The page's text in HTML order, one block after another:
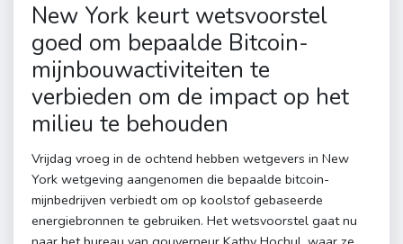
New York keurt wetsvoorstel
goed om bepaalde Bitcoin-
mijnbouwactiviteiten te
verbieden om de impact op het
milieu te behouden
Vrijdag vroeg in de ochtend hebben wetgevers in New
York wetgeving aangenomen die bepaalde bitcoin-
mijnbedrijven verbiedt om op koolstof gebaseerde
energiebronnen te gebruiken. Het wetsvoorstel gaat nu